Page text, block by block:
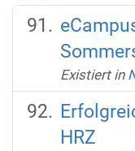
Existiert in
HRZ